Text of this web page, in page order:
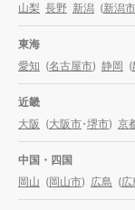
山梨 長野 新潟 (新潟市
東海
愛知 (名古屋市) 静岡 (
近畿
大阪 (大阪市・堺市) 京
中国・四国
岡山 (岡山市) 広島 (広